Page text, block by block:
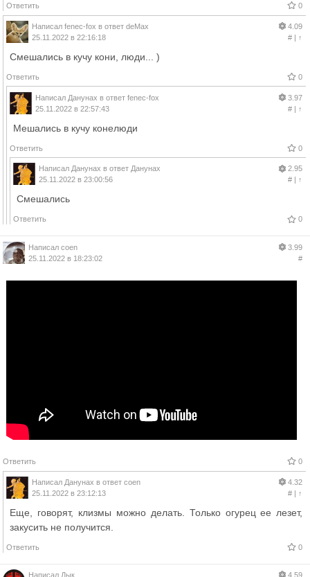
Ответить 0
Написал fenec-fox в ответ deMax
25.11.2022 в 22:16:18
4.09
#| ↑
Смешались в кучу кони, люди... )
Ответить 0
Написал Данунах в ответ fenec-fox
25.11.2022 в 22:57:43
3.97
#| ↑
Мешались в кучу конелюди
Ответить 0
Написал Данунах в ответ Данунах
25.11.2022 в 23:00:56
2.95
#| ↑
Смешались
Ответить 0
Написал coen
25.11.2022 в 18:23:02
3.99
#
Ответить 0
Написал Данунах в ответ coen
25.11.2022 в 23:12:13
4.32
#| ↑
Еще, говорят, клизмы можно делать. Только огурец ее лезет,
закусить не получится.
Ответить 0
Написал Дык
4.59